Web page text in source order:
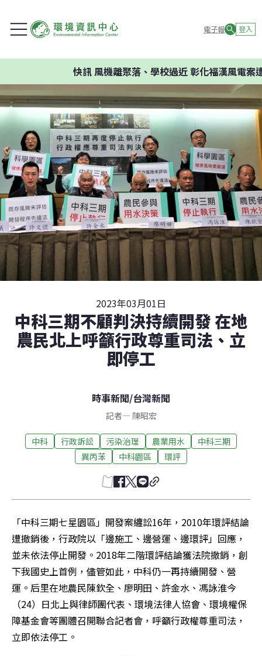
電子報 登入
風機離聚落、學校過近 彰化福漢風電案遭環評
2023年03月01日
中科三期不顧判決持續開發 在地
農民北上呼籲行政尊重司法、立
即停工
時事新聞/台灣新聞
記者— 陳昭宏
中科 行政訴訟 污染治理 農業用水
中科三期
異丙苯
中科園區 環評
「中科三期七星園區」開發案纏訟16年，2010年環評結論
遭撤銷後，行政院以「邊施工、邊營運、邊環評」回應，
並未依法停止開發。2018年二階環評結論獲法院撤銷，創
下我國史上首例，儘管如此，中科仍一再持續開發、營
運。后里在地農民陳欽全、廖明田、許金水、馮詠淮今
（24）日北上與律師團代表、環境法律人協會、環境權保
障基金會等團體召開聯合記者會，呼籲行政權尊重司法，
立即依法停工。